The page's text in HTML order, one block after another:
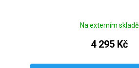
Na externím skladě
4 295 Kč